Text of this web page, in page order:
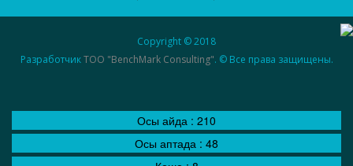
Copyright © 2018
РазработчикТОО "BenchMark Consulting". © Все права защищены.
Осы айда : 210
Осы аптада : 48